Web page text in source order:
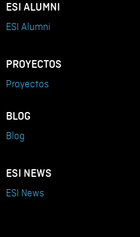
ESI ALUMNI
ESI Alumni
PROYECTOS
Proyectos
BLOG
Blog
ESI NEWS
ESI News